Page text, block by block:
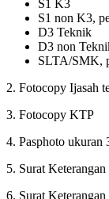
S1 K3
S1 non K3,
D3 Teknik
D3 non
SLTA/SMK,
2. Fotocopy Ijasah
3. Fotocopy KTP
4. Pasphoto ukuran
5. Surat
6. Surat Keterangan